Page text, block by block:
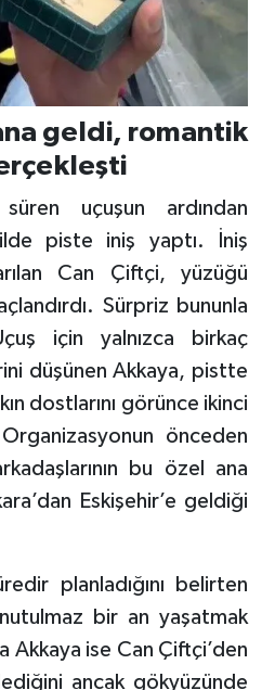
geldi, romantik
uçuşun ardından
piste iniş yaptı. İniş
Can Çiftçi, yüzüğü
Sürpriz bununla
için yalnızca birkaç
düşünen Akkaya, pistte
dostlarını görünce ikinci
Organizasyonun önceden
bu özel ana
Eskişehir’e geldiği
planladığını belirten
bir an yaşatmak
Akkaya ise Can Çiftçi’den
ancak gökyüzünde